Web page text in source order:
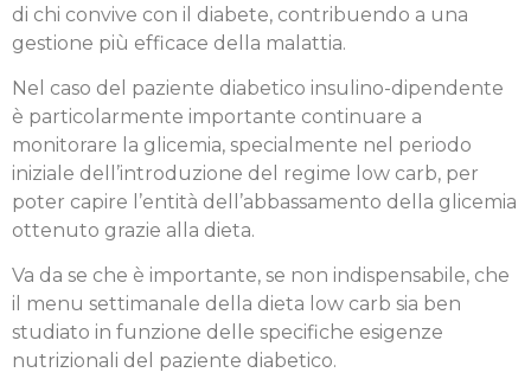
di chi convive con il diabete, contribuendo a una
gestione più efficace della malattia.
Nel caso del paziente diabetico insulino-dipendente
è particolarmente importante continuare a
monitorare la glicemia, specialmente nel periodo
iniziale dell’introduzione del regime low carb, per
poter capire l’entità dell’abbassamento della glicemia
ottenuto grazie alla dieta.
Va da se che è importante, se non indispensabile, che
il menu settimanale della dieta low carb sia ben
studiato in funzione delle specifiche esigenze
nutrizionali del paziente diabetico.